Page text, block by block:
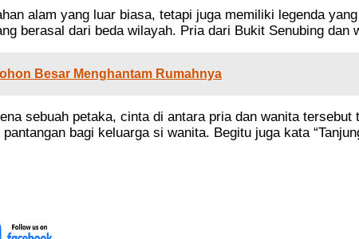
alam yang luar biasa, tetapi juga memiliki legenda
berasal dari beda wilayah. Pria dari Bukit Senubing dan
Besar Menghantam Rumahnya
sebuah petaka, cinta di antara pria dan wanita
bagi keluarga si wanita. Begitu juga kata